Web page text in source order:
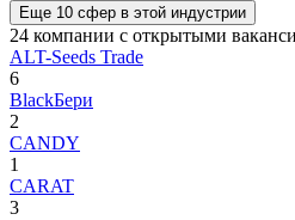
Еще 10 сфер в этой индустрии
24 компании с открытыми
ALT-Seeds Trade
6
BlackБери
2
CANDY
1
CARAT
3